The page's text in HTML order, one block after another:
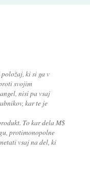
ki si ga v
svojim
nisi pa vsaj
kar te je
To kar dela M$
protimonopolne
vsaj na del, ki